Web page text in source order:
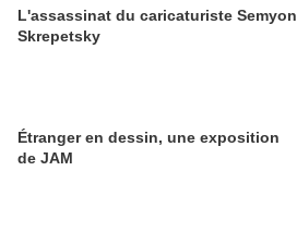
L'assassinat du caricaturiste Semyon
Skrepetsky
Étranger en dessin, une exposition
de JAM